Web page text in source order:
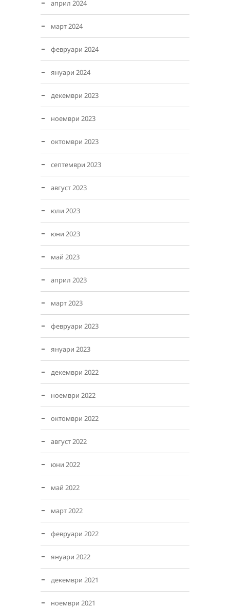
април 2024
март 2024
февруари 2024
януари 2024
декември 2023
ноември 2023
октомври 2023
септември 2023
август 2023
юли 2023
юни 2023
май 2023
април 2023
март 2023
февруари 2023
януари 2023
декември 2022
ноември 2022
октомври 2022
август 2022
юни 2022
май 2022
март 2022
февруари 2022
януари 2022
декември 2021
ноември 2021